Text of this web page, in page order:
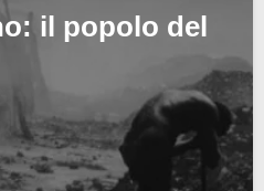
il popolo del